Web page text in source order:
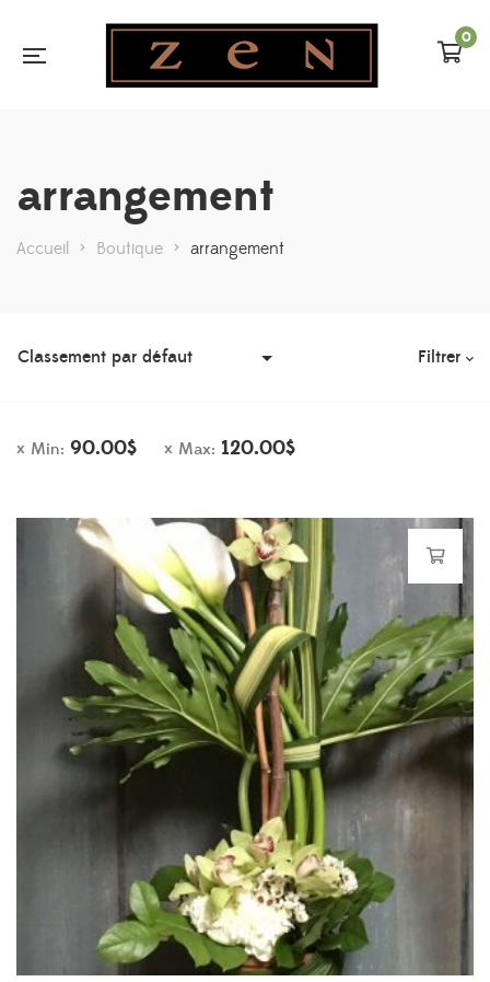
0
arrangement
Accueil > Boutique > arrangement
Filtrer
Min: 90.00$ Max: 120.00$